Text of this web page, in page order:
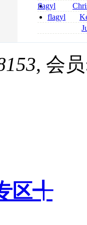
sans
flagyl
senza
flagyl si può co
flagyl
online
, 会
区╃